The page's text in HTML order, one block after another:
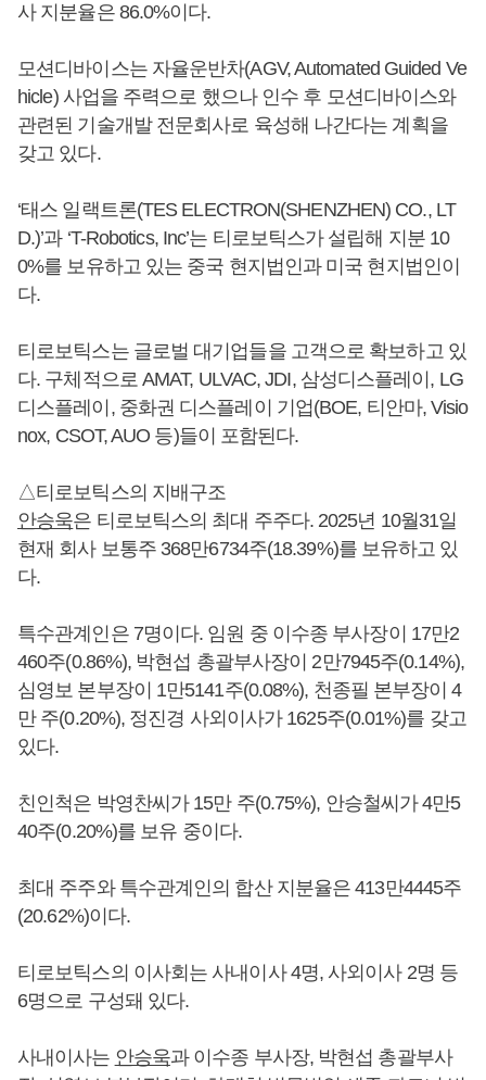
사 지분율은 86.0%이다.
모션디바이스는 자율운반차(AGV, Automated Guided Ve
hicle) 사업을 주력으로 했으나 인수 후 모션디바이스와
관련된 기술개발 전문회사로 육성해 나간다는 계획을
갖고 있다.
‘태스 일랙트론(TES ELECTRON(SHENZHEN) CO., LT
D.)’과 ‘T-Robotics, Inc’는 티로보틱스가 설립해 지분 10
0%를 보유하고 있는 중국 현지법인과 미국 현지법인이
다.
티로보틱스는 글로벌 대기업들을 고객으로 확보하고 있
다. 구체적으로 AMAT, ULVAC, JDI, 삼성디스플레이, LG
디스플레이, 중화권 디스플레이 기업(BOE, 티안마, Visio
nox, CSOT, AUO 등)들이 포함된다.
△티로보틱스의 지배구조
안승욱은 티로보틱스의 최대 주주다. 2025년 10월31일
현재 회사 보통주 368만6734주(18.39%)를 보유하고 있
다.
특수관계인은 7명이다. 임원 중 이수종 부사장이 17만2
460주(0.86%), 박현섭 총괄부사장이 2만7945주(0.14%),
심영보 본부장이 1만5141주(0.08%), 천종필 본부장이 4
만 주(0.20%), 정진경 사외이사가 1625주(0.01%)를 갖고
있다.
친인척은 박영찬씨가 15만 주(0.75%), 안승철씨가 4만5
40주(0.20%)를 보유 중이다.
최대 주주와 특수관계인의 합산 지분율은 413만4445주
(20.62%)이다.
티로보틱스의 이사회는 사내이사 4명, 사외이사 2명 등
6명으로 구성돼 있다.
사내이사는 안승욱과 이수종 부사장, 박현섭 총괄부사